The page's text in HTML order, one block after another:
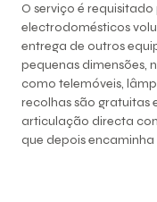
O serviço é
electrodomésticos
entrega de outros
pequenas dimensões,
como telemóveis,
recolhas são gratuitas
articulação directa
que depois